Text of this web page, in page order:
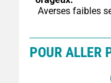
Averses faibles
POUR ALLER